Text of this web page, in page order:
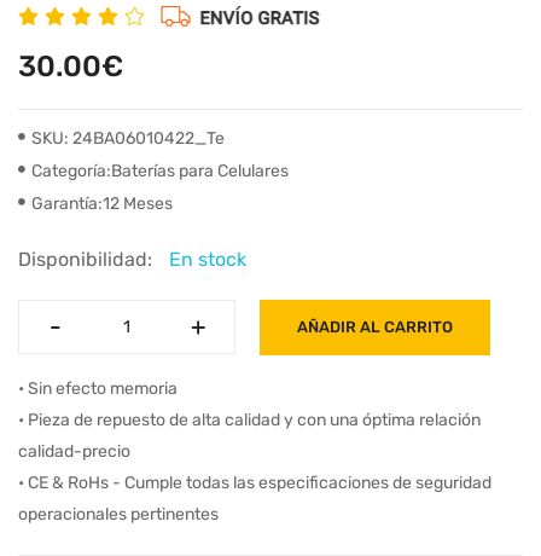
30.00€
SKU: 24BA06010422_Te
Categoría:Baterías para Celulares
Garantía:12 Meses
Disponibilidad: En stock
- +
- + AÑADIR AL CARRITO
• Sin efecto memoria
• Pieza de repuesto de alta calidad y con una óptima relación
calidad-precio
• CE & RoHs - Cumple todas las especificaciones de seguridad
operacionales pertinentes